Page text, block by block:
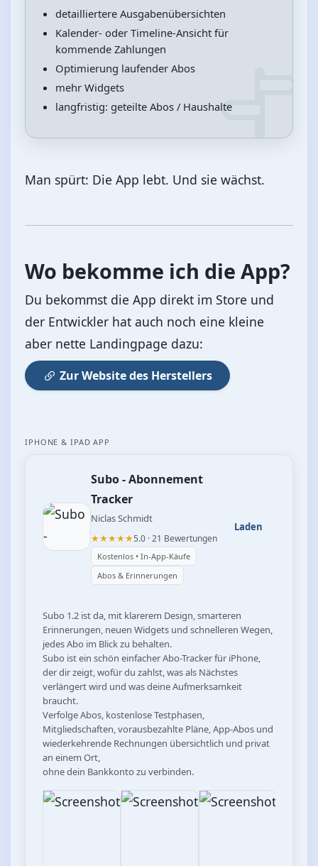
detailliertere Ausgabenübersichten
Kalender- oder Timeline‑Ansicht für
kommende Zahlungen
Optimierung laufender Abos
mehr Widgets
langfristig: geteilte Abos / Haushalte
Man spürt: Die App lebt. Und sie wächst.
Wo bekomme ich die App?
Du bekommst die App direkt im Store und
der Entwickler hat auch noch eine kleine
aber nette Landingpage dazu:
Zur Website des Herstellers
IPHONE & IPAD APP
Subo - Abonnement
Tracker
Niclas Schmidt
★★★★★5.0 · 21 Bewertungen
Kostenlos • In-App-Käufe
Abos & Erinnerungen
Laden
Subo 1.2 ist da, mit klarerem Design, smarteren
Erinnerungen, neuen Widgets und schnelleren Wegen,
jedes Abo im Blick zu behalten.
Subo ist ein schön einfacher Abo-Tracker für iPhone,
der dir zeigt, wofür du zahlst, was als Nächstes
verlängert wird und was deine Aufmerksamkeit
braucht.
Verfolge Abos, kostenlose Testphasen,
Mitgliedschaften, vorausbezahlte Pläne, App-Abos und
wiederkehrende Rechnungen übersichtlich und privat
an einem Ort,
ohne dein Bankkonto zu verbinden.